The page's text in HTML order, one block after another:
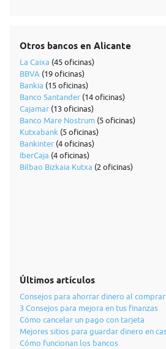
Otros bancos en Alicante
La Caixa (45 oficinas)
BBVA (19 oficinas)
Bankia (15 oficinas)
Banco Santander (14 oficinas)
Cajamar (13 oficinas)
Banco Mare Nostrum (5 oficinas)
Kutxabank (5 oficinas)
Bankinter (4 oficinas)
IberCaja (4 oficinas)
Bilbao Bizkaia Kutxa (2 oficinas)
Últimos artículos
Consejos para ahorrar dinero al comprar
3 Consejos para mejora en tus finanzas
Cómo cancelar un pago con tarjeta
Mejores sitios para guardar dinero en
Cómo funcionan los bancos